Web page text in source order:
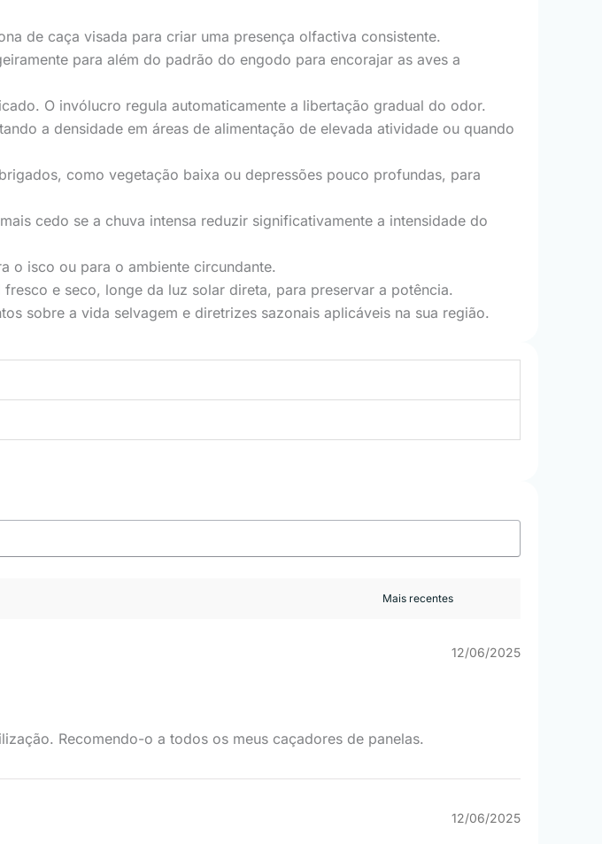
de caça visada para criar uma presença olfactiva consistente.
para além do padrão do engodo para encorajar as aves a
O invólucro regula automaticamente a libertação gradual do odor.
a densidade em áreas de alimentação de elevada atividade ou quando
como vegetação baixa ou depressões pouco profundas, para
cedo se a chuva intensa reduzir significativamente a intensidade do
o isco ou para o ambiente circundante.
e seco, longe da luz solar direta, para preservar a potência.
sobre a vida selvagem e diretrizes sazonais aplicáveis na sua região.
12/06/2025
Recomendo-o a todos os meus caçadores de panelas.
12/06/2025